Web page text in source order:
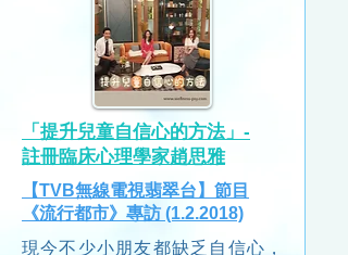
「提升兒童自信心的方法」-
註冊臨床心理學家趙思雅
【TVB無線電視翡翠台】節目
《流行都市》專訪 (1.2.2018)
現今不少小朋友都缺乏自信心，